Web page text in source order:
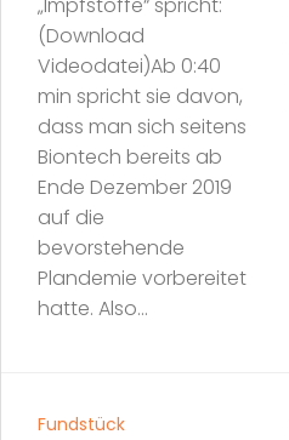
(Download
Videodatei)Ab 0:40
min spricht sie davon,
dass man sich seitens
Biontech bereits ab
Ende Dezember 2019
auf die
bevorstehende
Plandemie vorbereitet
hatte. Also...
Fundstück